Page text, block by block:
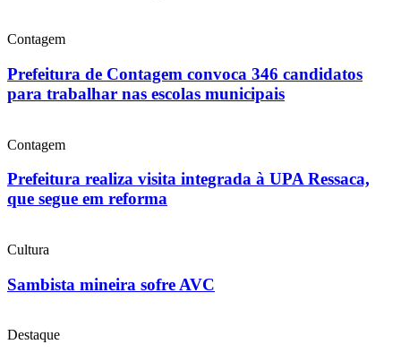
Contagem
Prefeitura de Contagem convoca 346 candidatos
para trabalhar nas escolas municipais
Contagem
Prefeitura realiza visita integrada à UPA Ressaca,
que segue em reforma
Cultura
Sambista mineira sofre AVC
Destaque